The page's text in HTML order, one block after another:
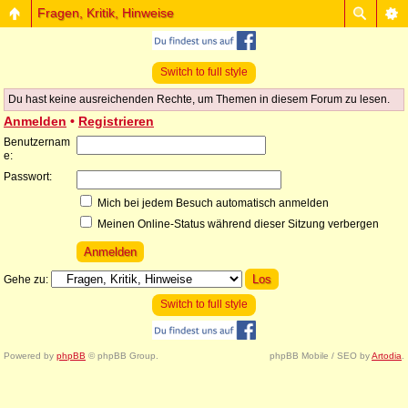
Fragen, Kritik, Hinweise
Switch to full style
Du hast keine ausreichenden Rechte, um Themen in diesem Forum zu lesen.
Anmelden • Registrieren
Benutzernam
e:
Passwort:
Mich bei jedem Besuch automatisch anmelden
Meinen Online-Status während dieser Sitzung verbergen
Gehe zu:
Switch to full style
Powered by phpBB © phpBB Group. phpBB Mobile / SEO byArtodia